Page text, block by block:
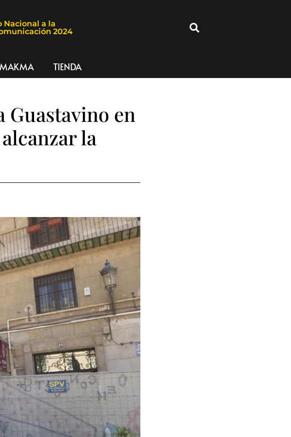
Nacional a la
2024
MAKMA TIENDA
Guastavino en
la